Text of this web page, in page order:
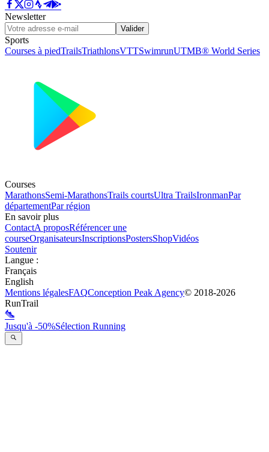
Newsletter
Valider
Sports
Courses à piedTrailsTriathlonsVTTSwimrunUTMB® World Series
Courses
MarathonsSemi-MarathonsTrails courtsUltra TrailsIronmanPar
départementPar région
En savoir plus
ContactA proposRéférencer une
courseOrganisateursInscriptionsPostersShopVidéos
Soutenir
Langue :
Français
English
Mentions légalesFAQConception Peak Agency© 2018-2026
RunTrail
Jusqu'à -50%Sélection Running